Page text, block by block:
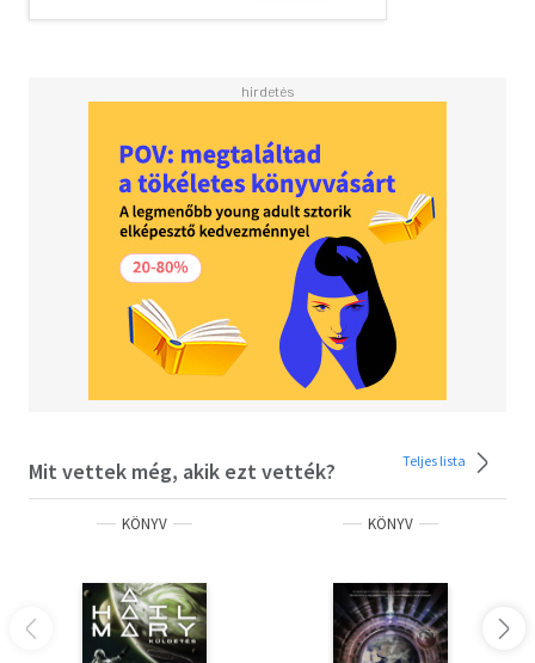
Mit vettek még, akik ezt vették? Teljes lista
KÖNYV KÖNYV